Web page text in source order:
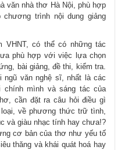
văn nhà thơ Hà Nội, phù hợp
trình nội dung giảng
VHNT, có thể có những tác
phù hợp với việc lựa chọn
bài giảng, đề thi, kiểm tra.
ngũ văn nghệ sĩ, nhất là các
chính mình và sáng tác của
cần đặt ra câu hỏi điều gì
về phương thức trữ tình,
và giàu nhạc tính hay chưa!?
cơ bản của thơ như yếu tố
thăng và khái quát hoá hay